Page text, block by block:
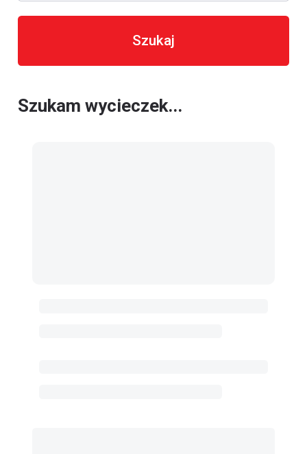
Szukaj
Szukam wycieczek...